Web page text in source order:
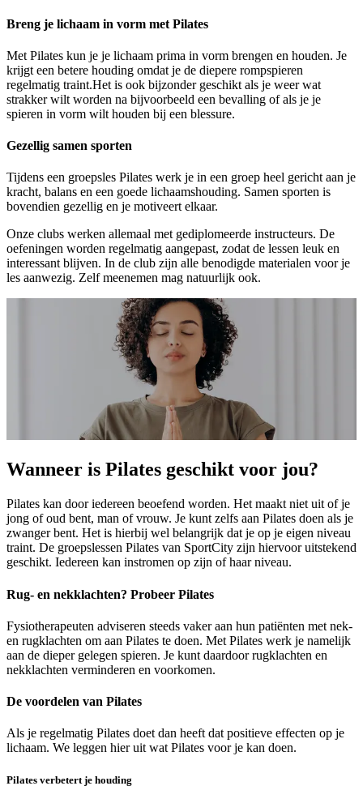
Breng je lichaam in vorm met Pilates
Met Pilates kun je je lichaam prima in vorm brengen en houden. Je
krijgt een betere houding omdat je de diepere rompspieren
regelmatig traint.Het is ook bijzonder geschikt als je weer wat
strakker wilt worden na bijvoorbeeld een bevalling of als je je
spieren in vorm wilt houden bij een blessure.
Gezellig samen sporten
Tijdens een groepsles Pilates werk je in een groep heel gericht aan je
kracht, balans en een goede lichaamshouding. Samen sporten is
bovendien gezellig en je motiveert elkaar.
Onze clubs werken allemaal met gediplomeerde instructeurs. De
oefeningen worden regelmatig aangepast, zodat de lessen leuk en
interessant blijven. In de club zijn alle benodigde materialen voor je
les aanwezig. Zelf meenemen mag natuurlijk ook.
Wanneer is Pilates geschikt voor jou?
Pilates kan door iedereen beoefend worden. Het maakt niet uit of je
jong of oud bent, man of vrouw. Je kunt zelfs aan Pilates doen als je
zwanger bent. Het is hierbij wel belangrijk dat je op je eigen niveau
traint. De groepslessen Pilates van SportCity zijn hiervoor uitstekend
geschikt. Iedereen kan instromen op zijn of haar niveau.
Rug- en nekklachten? Probeer Pilates
Fysiotherapeuten adviseren steeds vaker aan hun patiënten met nek-
en rugklachten om aan Pilates te doen. Met Pilates werk je namelijk
aan de dieper gelegen spieren. Je kunt daardoor rugklachten en
nekklachten verminderen en voorkomen.
De voordelen van Pilates
Als je regelmatig Pilates doet dan heeft dat positieve effecten op je
lichaam. We leggen hier uit wat Pilates voor je kan doen.
Pilates verbetert je houding